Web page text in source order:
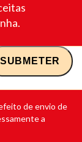
de envio de
a